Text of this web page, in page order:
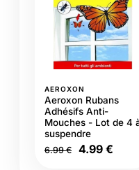
AEROXON
Aeroxon Rubans
Adhésifs Anti-
Mouches - Lot de 4
suspendre
6.99 € 4.99 €